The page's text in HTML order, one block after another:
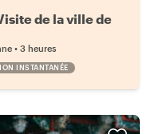
de la ville de
• 3 heures
INSTANTANÉE